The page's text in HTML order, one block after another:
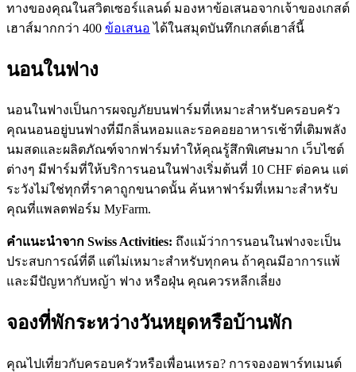
ทางของคุณในสวิตเซอร์แลนด์ มองหาข้อเสนอจากเจ้าของเกสต์
เฮาส์มากกว่า 400 ข้อเสนอ ได้ในสมุดบันทึกเกสต์เฮาส์นี้
นอนในฟาง
นอนในฟางเป็นการผจญภัยบนฟาร์มที่เหมาะสำหรับครอบครัว
คุณนอนอยู่บนฟางที่มีกลิ่นหอมและรอคอยอาหารเช้าที่เติมพลัง
นมสดและผลิตภัณฑ์จากฟาร์มทำให้คุณรู้สึกพิเศษมาก เว็บไซต์
ต่างๆ มีฟาร์มที่ให้บริการนอนในฟางเริ่มต้นที่ 10 CHF ต่อคน แต่
ระวังไม่ใช่ทุกที่ราคาถูกขนาดนั้น ค้นหาฟาร์มที่เหมาะสำหรับ
คุณที่แพลตฟอร์ม MyFarm.
คำแนะนำจาก Swiss Activities: ถึงแม้ว่าการนอนในฟางจะเป็น
ประสบการณ์ที่ดี แต่ไม่เหมาะสำหรับทุกคน ถ้าคุณมีอาการแพ้
และมีปัญหากับหญ้า ฟาง หรือฝุ่น คุณควรหลีกเลี่ยง
จองที่พักระหว่างวันหยุดหรือบ้านพัก
คุณไปเที่ยวกับครอบครัวหรือเพื่อนเหรอ? การจองอพาร์ทเมนต์